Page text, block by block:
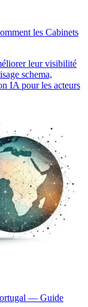
les Cabinets
leur visibilité
schema,
IA pour les acteurs
— Guide